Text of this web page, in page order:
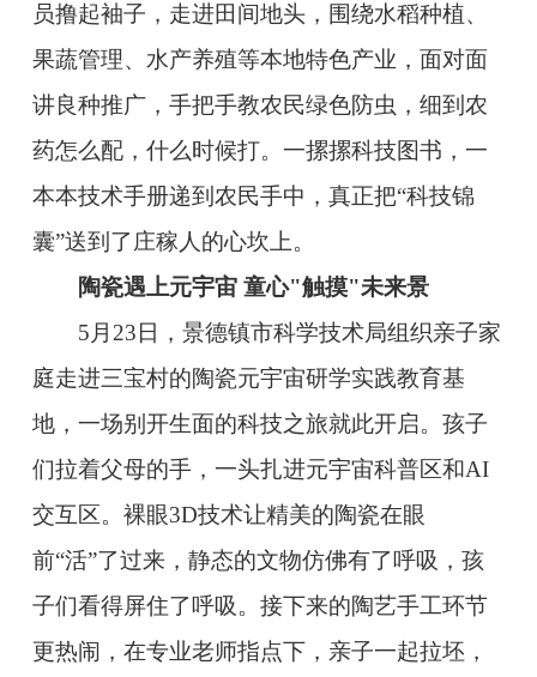
员撸起袖子，走进田间地头，围绕水稻种植、
果蔬管理、水产养殖等本地特色产业，面对面
讲良种推广，手把手教农民绿色防虫，细到农
药怎么配，什么时候打。一摞摞科技图书，一
本本技术手册递到农民手中，真正把“科技锦
囊”送到了庄稼人的心坎上。
陶瓷遇上元宇宙 童心"触摸"未来景
5月23日，景德镇市科学技术局组织亲子家
庭走进三宝村的陶瓷元宇宙研学实践教育基
地，一场别开生面的科技之旅就此开启。孩子
们拉着父母的手，一头扎进元宇宙科普区和AI
交互区。裸眼3D技术让精美的陶瓷在眼
前“活”了过来，静态的文物仿佛有了呼吸，孩
子们看得屏住了呼吸。接下来的陶艺手工环节
更热闹，在专业老师指点下，亲子一起拉坯，